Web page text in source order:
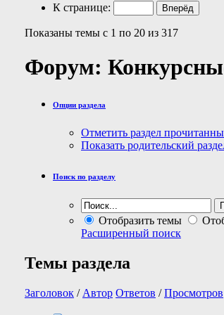
К странице:
Показаны темы с 1 по 20 из 317
Форум:
Опции раздела
Отметить раздел
Показать родительский
Поиск по разделу
Отобразить темы
Расширенный поиск
Темы раздела
Заголовок / Автор Ответов /Просмотров